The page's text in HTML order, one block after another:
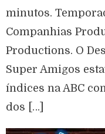
minutos.
Companhias
Productions. O
Super Amigos
índices na ABC
dos […]